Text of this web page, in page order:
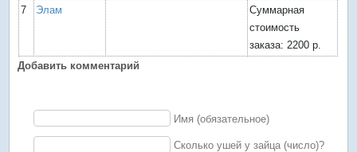
7
Элам
Суммарная
стоимость
заказа: 2200 р.
Добавить комментарий
Имя (обязательное)
Сколько ушей у зайца (число)?